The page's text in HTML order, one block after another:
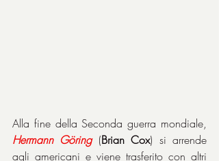
Hermann Göring (Brian Cox) si arrende
agli americani e viene trasferito con altri